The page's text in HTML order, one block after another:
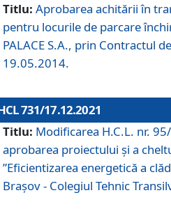
Titlu: Aprobarea achitării în
pentru locurile de parcare
PALACE S.A., prin Contractul
19.05.2014.
731/17.12.2021
Titlu: Modificarea H.C.L. nr.
aprobarea proiectului și a
”Eficientizarea energetică a
Brașov - Colegiul Tehnic